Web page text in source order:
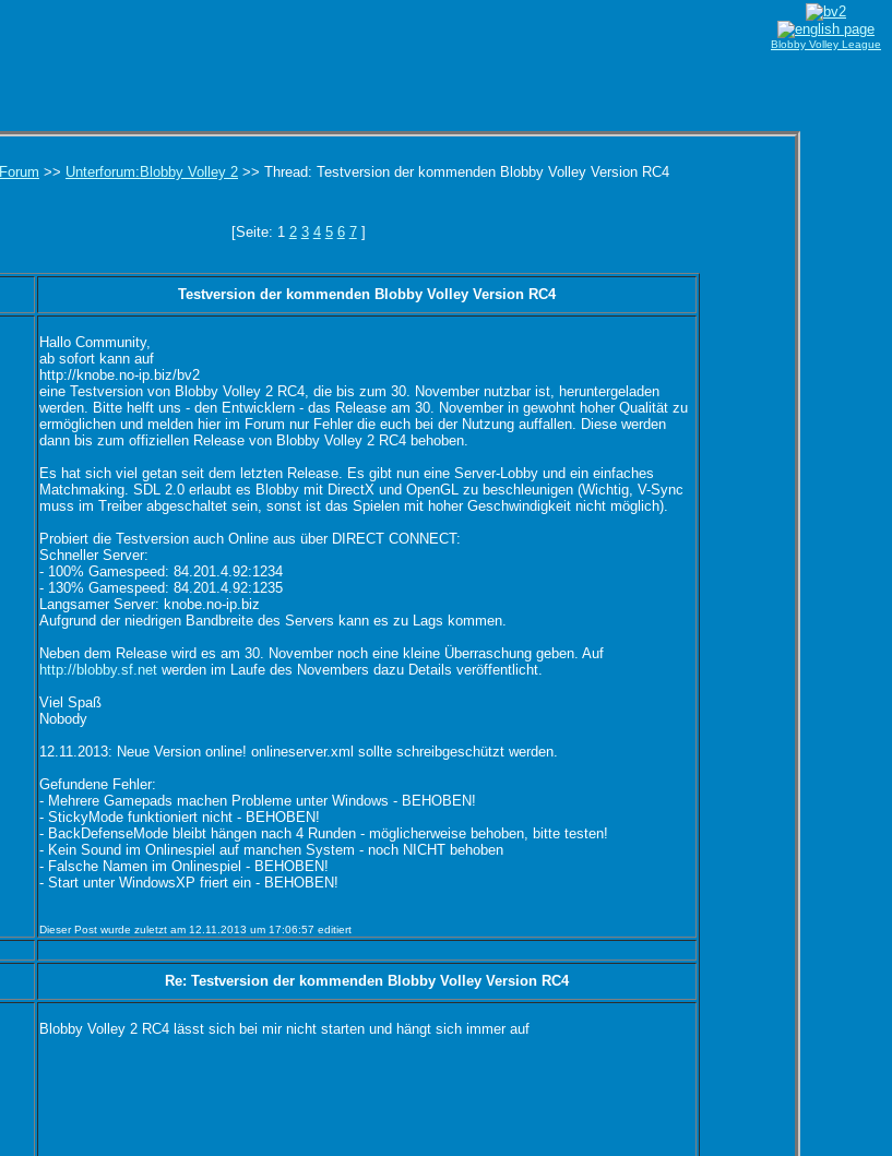
Forum >> Unterforum:Blobby Volley 2 >> Thread: Testversion der kommenden Blobby Volley Version RC4
[Seite: 1 2 3 4 5 6 7]
Testversion der kommenden Blobby Volley Version RC4
Hallo Community,
ab sofort kann auf
http://knobe.no-ip.biz/bv2
eine Testversion von Blobby Volley 2 RC4, die bis zum 30. November nutzbar ist, heruntergeladen
werden. Bitte helft uns - den Entwicklern - das Release am 30. November in gewohnt hoher Qualität zu
ermöglichen und melden hier im Forum nur Fehler die euch bei der Nutzung auffallen. Diese werden
dann bis zum offiziellen Release von Blobby Volley 2 RC4 behoben.
Es hat sich viel getan seit dem letzten Release. Es gibt nun eine Server-Lobby und ein einfaches
Matchmaking. SDL 2.0 erlaubt es Blobby mit DirectX und OpenGL zu beschleunigen (Wichtig, V-Sync
muss im Treiber abgeschaltet sein, sonst ist das Spielen mit hoher Geschwindigkeit nicht möglich).
Probiert die Testversion auch Online aus über DIRECT CONNECT:
Schneller Server:
- 100% Gamespeed: 84.201.4.92:1234
- 130% Gamespeed: 84.201.4.92:1235
Langsamer Server: knobe.no-ip.biz
Aufgrund der niedrigen Bandbreite des Servers kann es zu Lags kommen.
Neben dem Release wird es am 30. November noch eine kleine Überraschung geben. Auf
http://blobby.sf.net werden im Laufe des Novembers dazu Details veröffentlicht.
Viel Spaß
Nobody
12.11.2013: Neue Version online! onlineserver.xml sollte schreibgeschützt werden.
Gefundene Fehler:
- Mehrere Gamepads machen Probleme unter Windows - BEHOBEN!
- StickyMode funktioniert nicht - BEHOBEN!
- BackDefenseMode bleibt hängen nach 4 Runden - möglicherweise behoben, bitte testen!
- Kein Sound im Onlinespiel auf manchen System - noch NICHT behoben
- Falsche Namen im Onlinespiel - BEHOBEN!
- Start unter WindowsXP friert ein - BEHOBEN!
Dieser Post wurde zuletzt am 12.11.2013 um 17:06:57 editiert
Re: Testversion der kommenden Blobby Volley Version RC4
Blobby Volley 2 RC4 lässt sich bei mir nicht starten und hängt sich immer auf
Blobby Volley League